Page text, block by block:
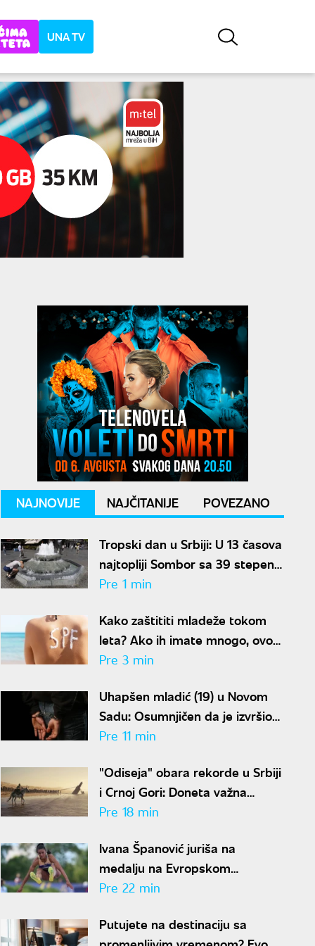
UNA TV
NAJNOVIJE NAJČITANIJE POVEZANO
Tropski dan u Srbiji: U 13 časova
najtopliji Sombor sa 39 stepeni,
u Beogradu i Kikindi 38 stepeni
Pre 1 min
Kako zaštititi mladeže tokom
leta? Ako ih imate mnogo, ovo
morate imati na umu
Pre 3 min
Uhapšen mladić (19) u Novom
Sadu: Osumnjičen da je izvršio
devet teških krađa
Pre 11 min
"Odiseja" obara rekorde u Srbiji
i Crnoj Gori: Doneta važna
odluka
Pre 18 min
Ivana Španović juriša na
medalju na Evropskom
prvenstvu: "Želim da oborim
Pre 22 min
Putujete na destinaciju sa